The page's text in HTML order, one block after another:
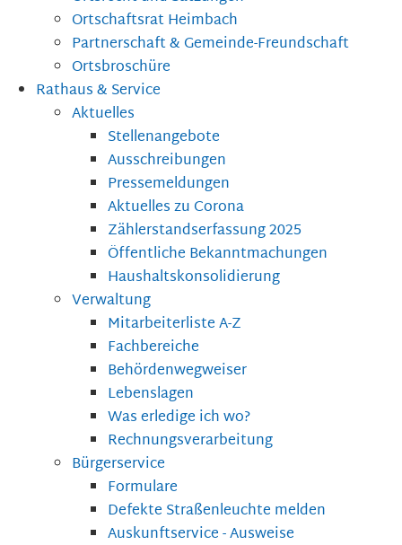
Ortschaftsrat Heimbach
Partnerschaft & Gemeinde-Freundschaft
Ortsbroschüre
Rathaus & Service
Aktuelles
Stellenangebote
Ausschreibungen
Pressemeldungen
Aktuelles zu Corona
Zählerstandserfassung 2025
Öffentliche Bekanntmachungen
Haushaltskonsolidierung
Verwaltung
Mitarbeiterliste A-Z
Fachbereiche
Behördenwegweiser
Lebenslagen
Was erledige ich wo?
Rechnungsverarbeitung
Bürgerservice
Formulare
Defekte Straßenleuchte melden
Auskunftservice - Ausweise